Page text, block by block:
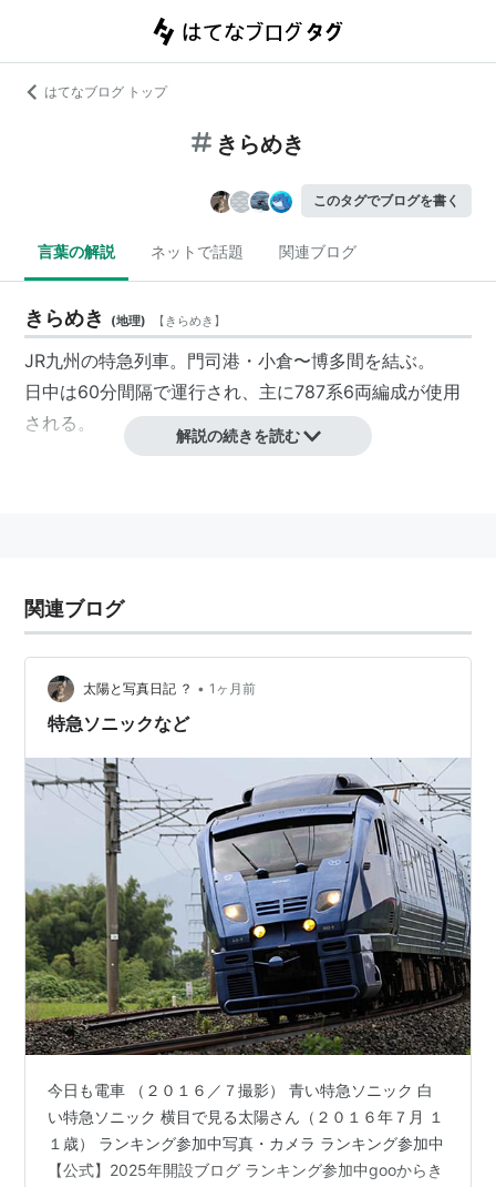
はてなブログ トップ
きらめき
このタグでブログを書く
言葉の解説 ネットで話題 関連ブログ
きらめき (地理) 【きらめき 】
JR九州の特急列車。門司港・小倉〜博多間を結ぶ。
日中は60分間隔で運行され、主に787系6両編成が使用
される。
解説の続きを読む
関連ブログ
太陽と写真日記 ？ • 1ヶ月前
特急ソニックなど
今日も電車 （２０１６／７撮影） 青い特急ソニック 白
い特急ソニック 横目で見る太陽さん（２０１６年７月 １
１歳） ランキング参加中写真・カメラ ランキング参加中
【公式】2025年開設ブログ ランキング参加中gooからき